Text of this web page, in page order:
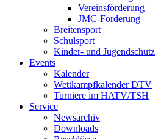
Vereinsförderung
JMC-Förderung
Breitensport
Schulsport
Kinder- und Jugendschutz
Events
Kalender
Wettkampfkalender DTV
Turniere im HATV/TSH
Service
Newsarchiv
Downloads